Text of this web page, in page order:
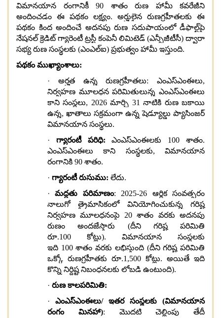
విమానయాన రంగానికీ 90 శాతం రుణ హామీ కవరేజీని
అందించడం ఈ పథకం లక్ష్యం. అర్హులైన రుణగ్రహీతలకు ఈ
పథకం కింద అందించే అదనపు రుణ సదుపాయంలో డీఫాల్ట్‌పై
నేషనల్ క్రెడిట్ గ్యారెంటీ ట్రస్టీ కంపెనీ లిమిటెడ్ (ఎన్సీజీటీసీ) ద్వారా
సభ్య రుణ సంస్థలకు (ఎంఎల్ఐ) ప్రభుత్వం హామీ ఇస్తుంది.
పథకం ముఖ్యాంశాలు:
· అర్హత ఉన్న రుణగ్రహీతలు: ఎంఎస్ఎంఈలు,
నిర్వహణ మూలధన పరిమితులున్న ఎంఎస్ఎంఈలు
కాని సంస్థలు, 2026 మార్చి 31 నాటికి రుణ బకాయి
ఉన్న, ఖాతాలు సక్రమంగా ఉన్న షెడ్యూల్డు ప్యాసింజర్
విమానయాన సంస్థలు.
· గ్యారంటీ పరిధి:ఎంఎస్ఎంఈలకు 100 శాతం.
ఎంఎస్ఎంఈలు కాని సంస్థలకు, విమానయాన
రంగానికి 90 శాతం.
· గ్యారంటీ రుసుము: లేదు.
·మద్దతు పరిమాణం:2025-26 ఆర్థిక సంవత్సరం
నాలుగో త్రైమాసికంలో వినియోగించుకున్న గరిష్ట
నిర్వహణ మూలధనంపై 20 శాతం వరకు అదనపు
రుణం అందజేస్తారు (దీని గరిష్ట పరిమితి
రూ.100 కోట్లు). విమానయాన సంస్థలకు
ఇది 100 శాతం వరకు లభిస్తుంది (దీని గరిష్ట పరిమితి
ఒక్కో రుణగ్రహీతకు రూ.1,500 కోట్లు. అయితే ఇది
కొన్ని నిర్దిష్ట నిబంధనలకు లోబడి ఉంటుంది).
· రుణ కాలపరిమితి:
· ఎంఎస్ఎంఈలు/ ఇతర సంస్థలకు (విమానయాన
రంగం మినహా): మొదటి చెల్లింపు తేదీ